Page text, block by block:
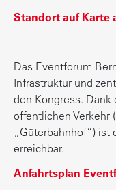
Standort auf Karte
Das Eventforum
Infrastruktur und
den Kongress.
öffentlichen Verkehr
„Güterbahnhof“)
erreichbar.
Anfahrtsplan